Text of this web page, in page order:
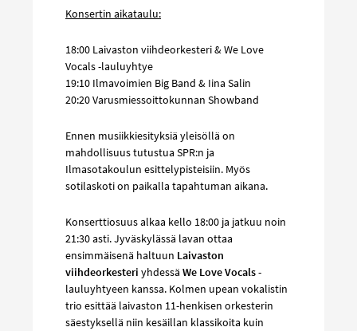
Konsertin aikataulu:
18:00 Laivaston viihdeorkesteri & We Love
Vocals -lauluyhtye
19:10 Ilmavoimien Big Band & Iina Salin
20:20 Varusmiessoittokunnan Showband
Ennen musiikkiesityksiä yleisöllä on
mahdollisuus tutustua SPR:n ja
Ilmasotakoulun esittelypisteisiin. Myös
sotilaskoti on paikalla tapahtuman aikana.
Konserttiosuus alkaa kello 18:00 ja jatkuu noin
21:30 asti. Jyväskylässä lavan ottaa
ensimmäisenä haltuun Laivaston
viihdeorkesteri yhdessä We Love Vocals-
lauluyhtyeen kanssa. Kolmen upean vokalistin
trio esittää laivaston 11-henkisen orkesterin
säestyksellä niin kesäillan klassikoita kuin